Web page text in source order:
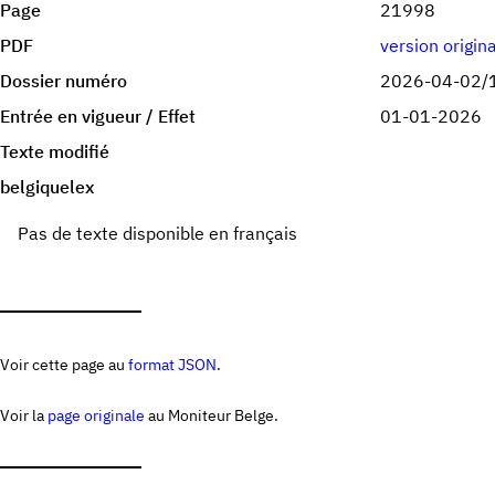
Page
21998
PDF
version
Dossier numéro
2026-04-02/
Entrée en vigueur / Effet
01-01-2026
Texte modifié
belgiquelex
Pas de texte disponible en français
Voir cette page au format JSON.
Voir la page originale au Moniteur Belge.